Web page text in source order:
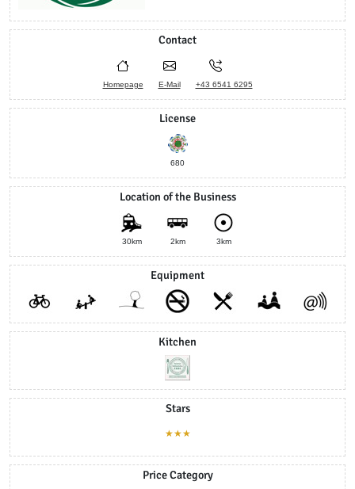
Contact
Homepage E-Mail +43 6541 6295
License
680
Location of the Business
30km 2km 3km
Equipment
Kitchen
Stars
★★★
Price Category